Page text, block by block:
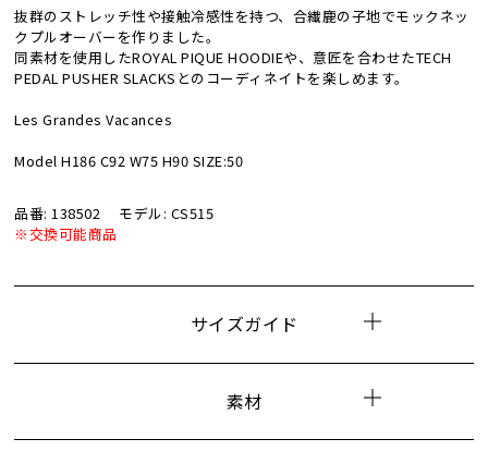
抜群のストレッチ性や接触冷感性を持つ、合繊鹿の子地でモックネッ
クプルオーバーを作りました。
同素材を使用したROYAL PIQUE HOODIEや、意匠を合わせたTECH
PEDAL PUSHER SLACKSとのコーディネイトを楽しめます。
Les Grandes Vacances
Model H186 C92 W75 H90 SIZE:50
品番: 138502
モデル: CS515
※交換可能商品
サイズガイド
素材